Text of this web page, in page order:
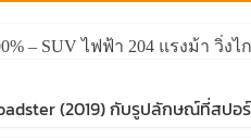
– SUV ไฟฟ้า 204 แรงม้า วิ่ง
HAVAL H6 ปรับโฉมหน้าใ
(2019) กับรูปลักษณ์ที่สปอ